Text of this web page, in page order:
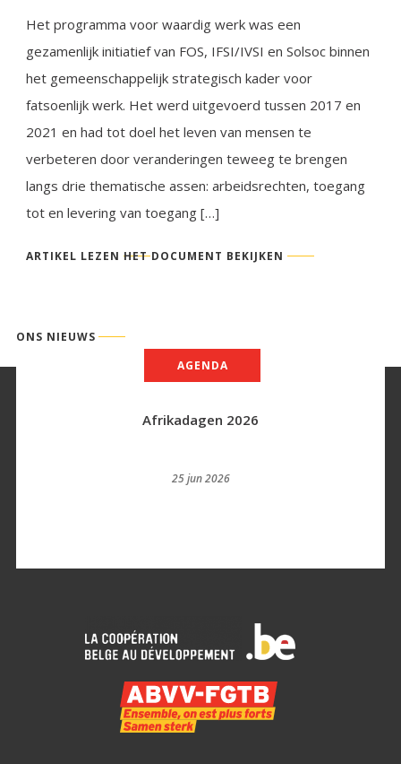
Het programma voor waardig werk was een
gezamenlijk initiatief van FOS, IFSI/IVSI en Solsoc binnen
het gemeenschappelijk strategisch kader voor
fatsoenlijk werk. Het werd uitgevoerd tussen 2017 en
2021 en had tot doel het leven van mensen te
verbeteren door veranderingen teweeg te brengen
langs drie thematische assen: arbeidsrechten, toegang
tot en levering van toegang […]
ARTIKEL LEZEN HET DOCUMENT BEKIJKEN
Afrikadagen 2026
25 jun 2026
AGENDA
ONS NIEUWS